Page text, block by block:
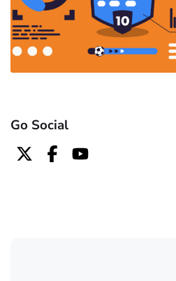
Go Social